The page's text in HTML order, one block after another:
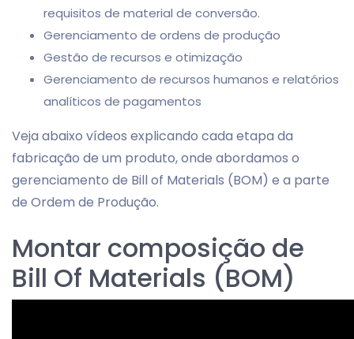
requisitos de material de conversão.
Gerenciamento de ordens de produção
Gestão de recursos e otimização
Gerenciamento de recursos humanos e relatórios
analíticos de pagamentos
Veja abaixo vídeos explicando cada etapa da
fabricação de um produto, onde abordamos o
gerenciamento de Bill of Materials (BOM) e a parte
de Ordem de Produção.
Montar composição de
Bill Of Materials (BOM)